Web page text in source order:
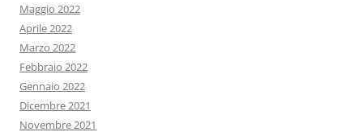
Maggio 2022
Aprile 2022
Marzo 2022
Febbraio 2022
Gennaio 2022
Dicembre 2021
Novembre 2021